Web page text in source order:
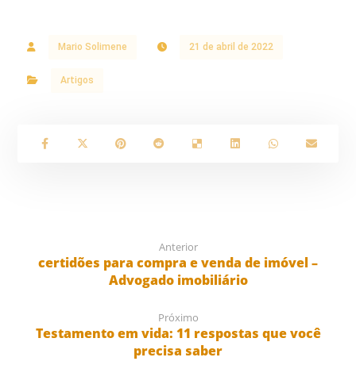
Mario Solimene 21 de abril de 2022
Artigos
Anterior
certidões para compra e venda de imóvel –
Advogado imobiliário
Próximo
Testamento em vida: 11 respostas que você
precisa saber